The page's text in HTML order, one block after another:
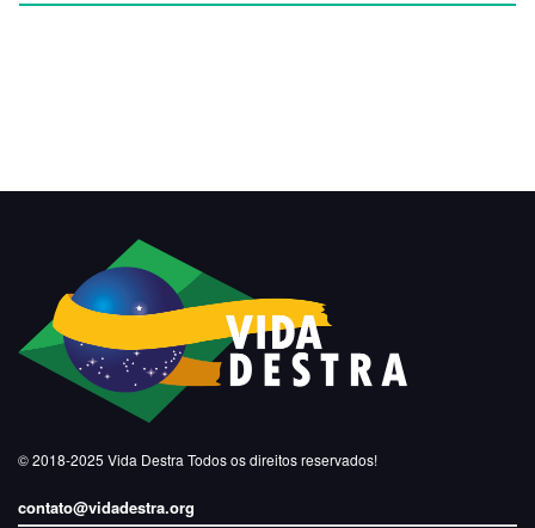
© 2018-2025 Vida Destra Todos os direitos reservados!
contato@vidadestra.org